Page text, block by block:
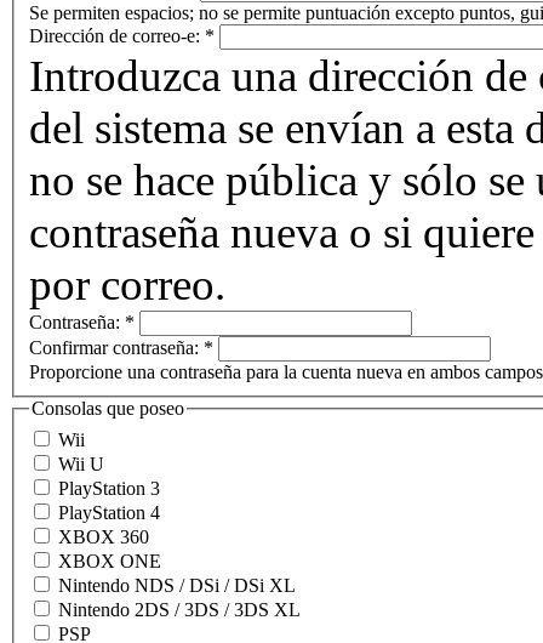
Se permiten espacios; no se permite puntuación excepto puntos,
Dirección de correo-e: *
Introduzca una dirección
del sistema se envían a
no se hace pública y sólo
contraseña nueva o si
por correo.
Contraseña: *
Confirmar contraseña: *
Proporcione una contraseña para la cuenta nueva en ambos
Consolas que poseo
Wii
Wii U
PlayStation 3
PlayStation 4
XBOX 360
XBOX ONE
Nintendo NDS / DSi / DSi XL
Nintendo 2DS / 3DS / 3DS XL
PSP